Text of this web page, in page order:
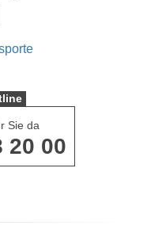
Sie da
20 00